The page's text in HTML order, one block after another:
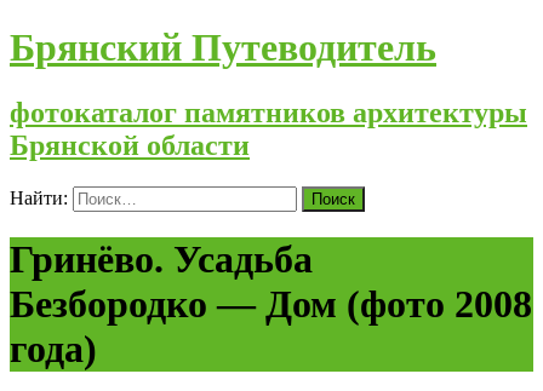
Брянский Путеводитель
фотокаталог памятников архитектуры
Брянской области
Найти:
Гринёво. Усадьба
Безбородко — Дом (фото 2008
года)